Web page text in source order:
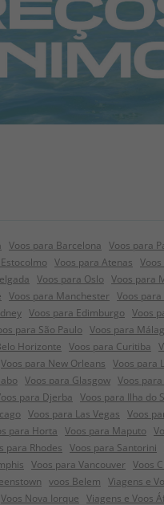
Voos para Barcelona Voos para
Voos para Atenas
Voos para Oslo Voos para
Voos para Manchester Voos para
Voos para Edimburgo Voos
para São Paulo Voos para
Horizonte Voos para Curitiba
Voos para New Orleans Voos para
Voos para Glasgow Voos
para Djerba Voos para Ilha do
Voos para Las Vegas Voos
para Horta Voos para Maputo
para Rhodes Voos para Santorini
Voos para Vancouver Voos
voos Belem Viagens e
Voos Nova Iorque Viagens e Voos